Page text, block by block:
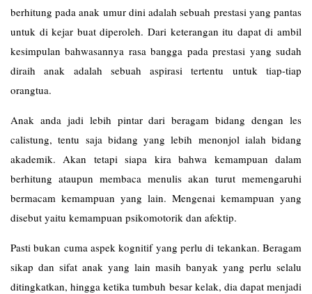
berhitung pada anak umur dini adalah sebuah prestasi yang pantas
untuk di kejar buat diperoleh. Dari keterangan itu dapat di ambil
kesimpulan bahwasannya rasa bangga pada prestasi yang sudah
diraih anak adalah sebuah aspirasi tertentu untuk tiap-tiap
orangtua.
Anak anda jadi lebih pintar dari beragam bidang dengan les
calistung, tentu saja bidang yang lebih menonjol ialah bidang
akademik. Akan tetapi siapa kira bahwa kemampuan dalam
berhitung ataupun membaca menulis akan turut memengaruhi
bermacam kemampuan yang lain. Mengenai kemampuan yang
disebut yaitu kemampuan psikomotorik dan afektip.
Pasti bukan cuma aspek kognitif yang perlu di tekankan. Beragam
sikap dan sifat anak yang lain masih banyak yang perlu selalu
ditingkatkan, hingga ketika tumbuh besar kelak, dia dapat menjadi